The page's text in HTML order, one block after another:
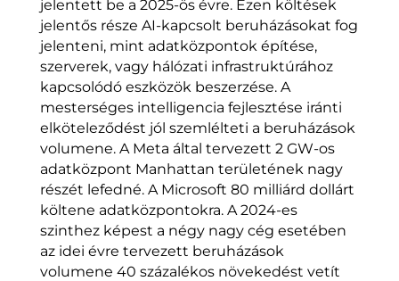
jelentett be a 2025-ös évre. Ezen költések
jelentős része AI-kapcsolt beruházásokat fog
jelenteni, mint adatközpontok építése,
szerverek, vagy hálózati infrastruktúrához
kapcsolódó eszközök beszerzése. A
mesterséges intelligencia fejlesztése iránti
elköteleződést jól szemlélteti a beruházások
volumene. A Meta által tervezett 2 GW-os
adatközpont Manhattan területének nagy
részét lefedné. A Microsoft 80 milliárd dollárt
költene adatközpontokra. A 2024-es
szinthez képest a négy nagy cég esetében
az idei évre tervezett beruházások
volumene 40 százalékos növekedést vetít